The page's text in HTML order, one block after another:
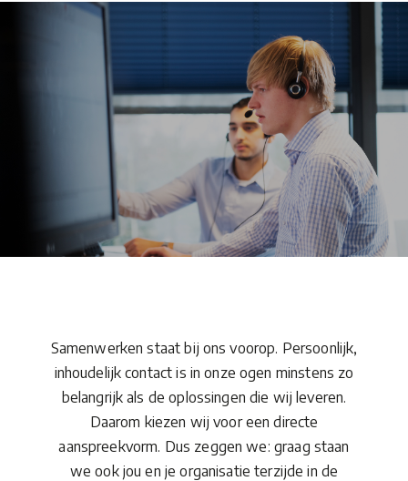
Samenwerken staat bij ons voorop. Persoonlijk,
inhoudelijk contact is in onze ogen minstens zo
belangrijk als de oplossingen die wij leveren.
Daarom kiezen wij voor een directe
aanspreekvorm. Dus zeggen we: graag staan
we ook jou en je organisatie terzijde in de